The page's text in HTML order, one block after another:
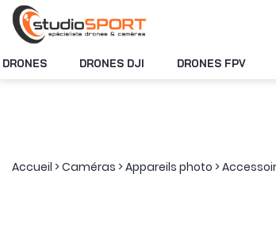
Stock
DRONES DRONES DJI DRONES FPV
Accueil >Caméras >Appareils photo >